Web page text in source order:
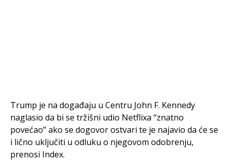
Trump je na događaju u Centru John F. Kennedy
naglasio da bi se tržišni udio Netflixa “znatno
povećao” ako se dogovor ostvari te je najavio da će se
i lično uključiti u odluku o njegovom odobrenju,
prenosi Index.